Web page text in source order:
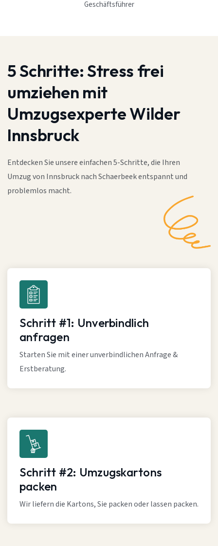
Geschäftsführer
5 Schritte:Stress frei
umziehen mit
Umzugsexperte Wilder
Innsbruck
Entdecken Sie unsere einfachen 5-Schritte, die Ihren
Umzug von Innsbruck nach Schaerbeek entspannt und
problemlos macht.
Schritt #1: Unverbindlich
anfragen
Starten Sie mit einer unverbindlichen Anfrage &
Erstberatung.
Schritt #2: Umzugskartons
packen
Wir liefern die Kartons, Sie packen oder lassen packen.